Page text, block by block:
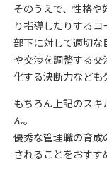
そのうえで、性格
り指導したりするコ
部下に対して適切
や交渉を調整する
化する決断力なども
もちろん上記のス
ん。
優秀な管理職の育
されることをおすす